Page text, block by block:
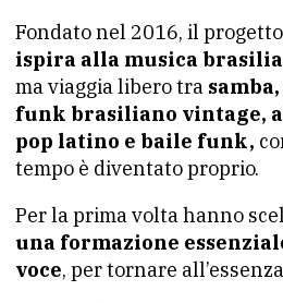
Fondato nel 2016, il progetto
ispira alla musica
ma viaggia libero tra
funk brasiliano vintage,
pop latino e baile funk,
tempo è diventato proprio.
Per la prima volta hanno
una formazione
voce, per tornare